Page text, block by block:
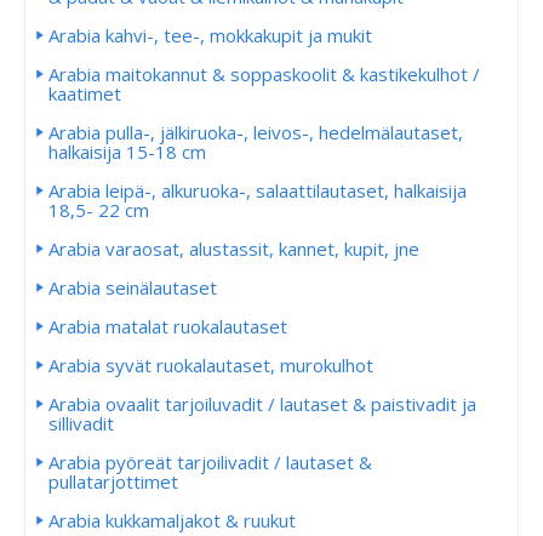
Arabia kahvi-, tee-, mokkakupit ja mukit
Arabia maitokannut & soppaskoolit & kastikekulhot /
kaatimet
Arabia pulla-, jälkiruoka-, leivos-, hedelmälautaset,
halkaisija 15-18 cm
Arabia leipä-, alkuruoka-, salaattilautaset, halkaisija
18,5- 22 cm
Arabia varaosat, alustassit, kannet, kupit, jne
Arabia seinälautaset
Arabia matalat ruokalautaset
Arabia syvät ruokalautaset, murokulhot
Arabia ovaalit tarjoiluvadit / lautaset & paistivadit ja
sillivadit
Arabia pyöreät tarjoilivadit / lautaset &
pullatarjottimet
Arabia kukkamaljakot & ruukut